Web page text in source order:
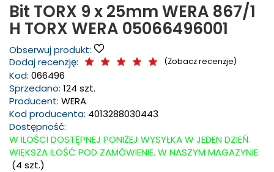
Bit TORX 9 x 25mm WERA 867/1
H TORX WERA 05066496001
Obserwuj produkt:
Dodaj recenzję:
(Zobacz recenzje)
Kod: 066496
Sprzedano: 124 szt.
Producent: WERA
Kod producenta: 4013288030443
Dostępność:
W ILOŚCI DOSTĘPNEJ PONIŻEJ WYSYŁKA W JEDEN DZIEŃ.
WIĘKSZA ILOŚĆ POD ZAMÓWIENIE. W NASZYM MAGAZYNIE:
(4 szt.)